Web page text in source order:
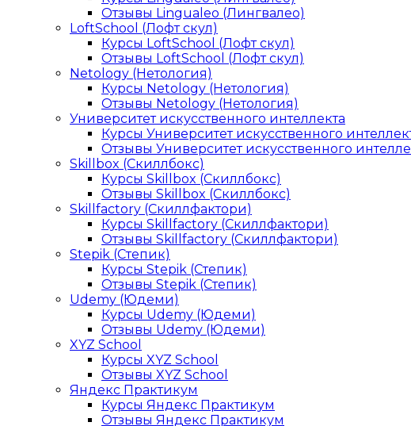
Отзывы Lingualeo (Лингвалео)
LoftSchool (Лофт скул)
Курсы LoftSchool (Лофт скул)
Отзывы LoftSchool (Лофт скул)
Netology (Нетология)
Курсы Netology (Нетология)
Отзывы Netology (Нетология)
Университет искусственного интеллекта
Курсы Университет искусственного
Отзывы Университет искусственного
Skillbox (Скиллбокс)
Курсы Skillbox (Скиллбокс)
Отзывы Skillbox (Скиллбокс)
Skillfactory (Скиллфактори)
Курсы Skillfactory (Скиллфактори)
Отзывы Skillfactory (Скиллфактори)
Stepik (Степик)
Курсы Stepik (Степик)
Отзывы Stepik (Степик)
Udemy (Юдеми)
Курсы Udemy (Юдеми)
Отзывы Udemy (Юдеми)
XYZ School
Курсы XYZ School
Отзывы XYZ School
Яндекс Практикум
Курсы Яндекс Практикум
Отзывы Яндекс Практикум